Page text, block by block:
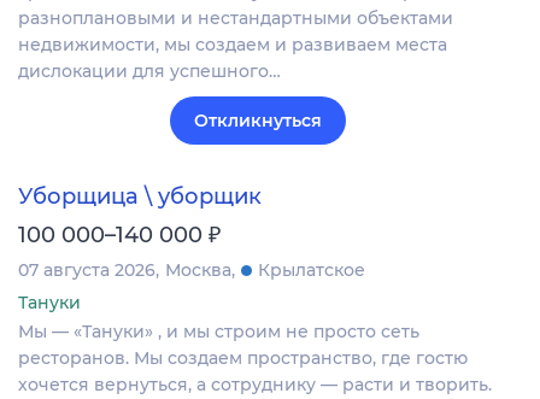
разноплановыми и нестандартными объектами
недвижимости, мы создаем и развиваем места
дислокации для успешного…
Откликнуться
Уборщица \ уборщик
100 000–140 000 ₽
07 августа 2026 Москва
Крылатское
Тануки
Мы — «Тануки» , и мы строим не просто сеть
ресторанов. Мы создаем пространство, где гостю
хочется вернуться, а сотруднику — расти и творить.